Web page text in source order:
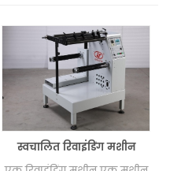
स्वचालित रिवाइंडिंग मशीन